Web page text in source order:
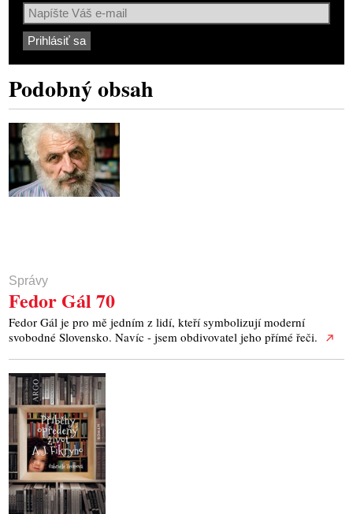
Podobný obsah
Správy
Fedor Gál 70
Fedor Gál je pro mě jedním z lidí, kteří symbolizují moderní
svobodné Slovensko. Navíc - jsem obdivovatel jeho přímé řeči.